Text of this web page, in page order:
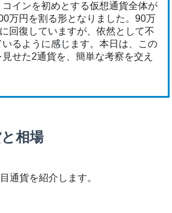
インを初めとする仮想通貨全体が
万円を割る形となりました。90万
回復していますが、依然として不
るように感じます。本日は、この
せた2通貨を、簡単な考察を交え
相場
通貨を紹介します。